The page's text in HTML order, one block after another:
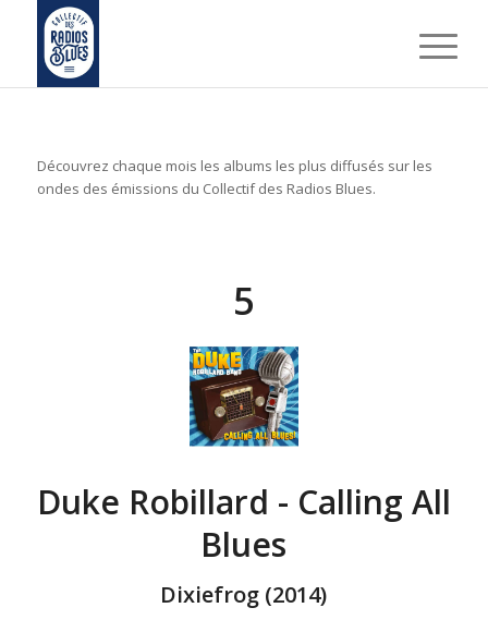
Découvrez chaque mois les albums les plus diffusés sur les
ondes des émissions du Collectif des Radios Blues.
5
Duke Robillard - Calling All
Blues
Dixiefrog (2014)